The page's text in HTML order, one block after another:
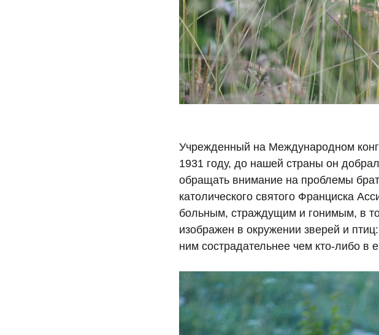
Учрежденный на Международном
1931 году, до нашей страны он
обращать внимание на проблемы
католического святого Франциска
больным, страждущим и гонимым, в
изображен в окружении зверей и
ним сострадательнее чем кто-либо в